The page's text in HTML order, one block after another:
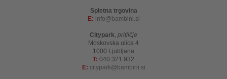
Spletna trgovina
E: info bambini.si
Citypark, pritličje
Moskovska ulica 4
1000 Ljubljana
T: 040 321 932
E: citypark bambini.si